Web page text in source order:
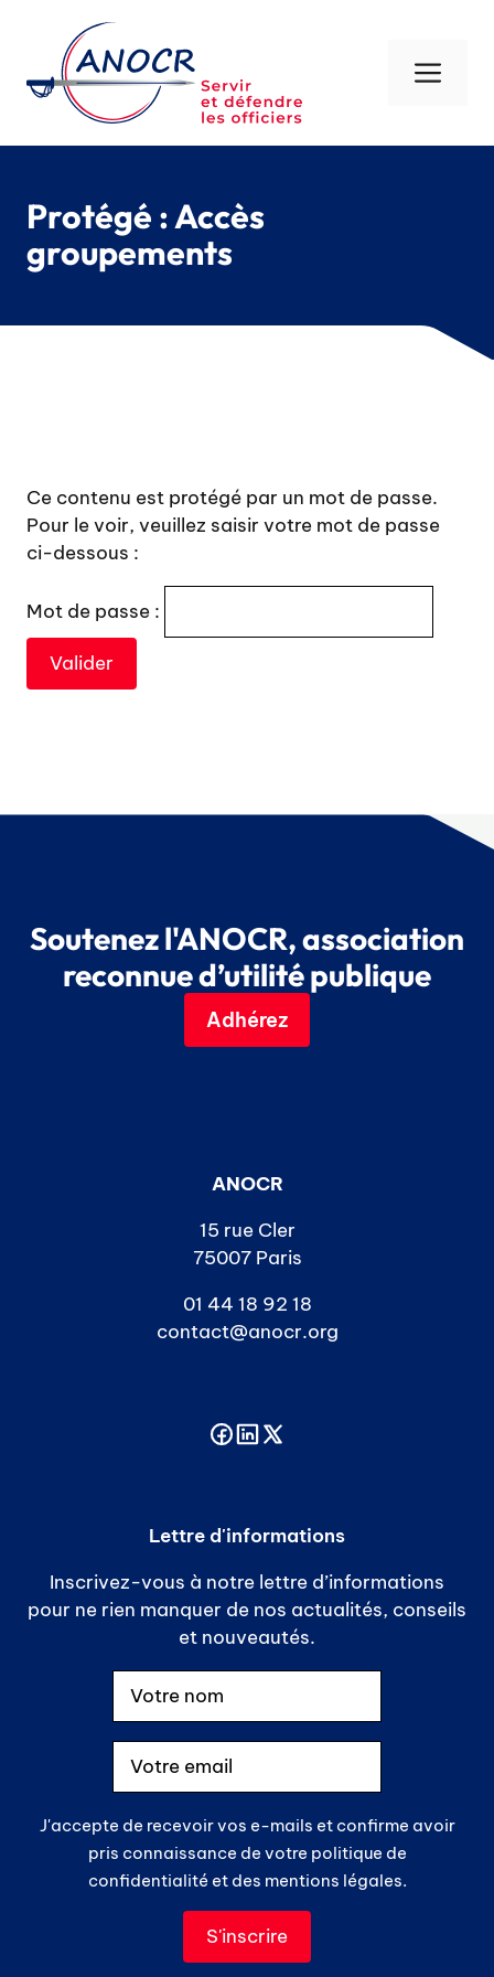
contenu
Protégé : Accès
groupements
Ce contenu est protégé par un mot de passe.
Pour le voir, veuillez saisir votre mot de passe
ci-dessous :
Mot de passe :
Soutenez l'ANOCR, association
reconnue d’utilité publique
Adhérez
ANOCR
15 rue Cler
75007 Paris
01 44 18 92 18
contact@anocr.org
Lettre d'informations
Inscrivez-vous à notre lettre d’informations
pour ne rien manquer de nos actualités, conseils
et nouveautés.
J'accepte de recevoir vos e-mails et confirme avoir
pris connaissance de votre politique de
confidentialité et des mentions légales.